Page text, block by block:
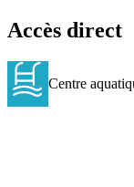
Accès direct
Centre
aquatiqueCentre